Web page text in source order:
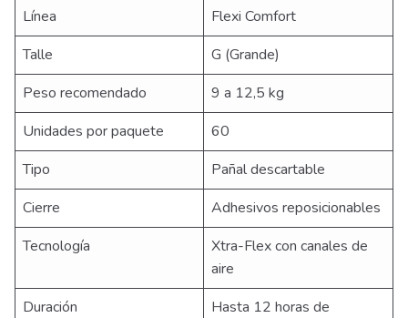
Línea
Flexi Comfort
Talle
G (Grande)
Peso recomendado
9 a 12,5 kg
Unidades por paquete
60
Tipo
Pañal descartable
Cierre
Adhesivos reposicionables
Tecnología
Xtra-Flex con canales de
aire
Duración
Hasta 12 horas de